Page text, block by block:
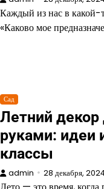
Каждый из нас в какой-
«Каково мое
Сад
Летний декор
руками: идеи
классы
admin 28 декабря,